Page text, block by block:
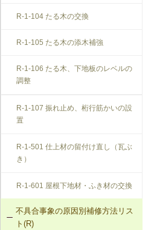
R-1-104 たる木の交換
R-1-105 たる木の添木補強
R-1-106 たる木、下地板のレベルの
調整
R-1-107 振れ止め、桁行筋かいの設
置
R-1-501 仕上材の留付け直し（瓦ぶ
き）
R-1-601 屋根下地材・ふき材の交換
不具合事象の原因別補修方法リス
ト(R)